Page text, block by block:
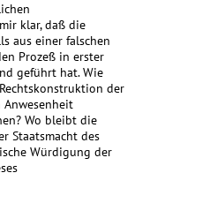
klar, daß die
aus einer falschen
Prozeß in erster
geführt hat. Wie
der
Anwesenheit
Wo bleibt die
Staatsmacht des
Würdigung der